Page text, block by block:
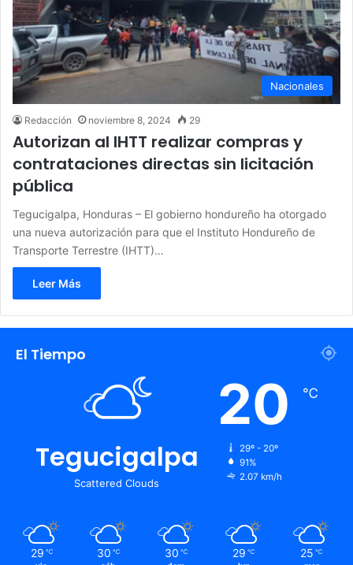
Nacionales
Redacción noviembre 8, 2024 29
Autorizan al IHTT realizar compras y
contrataciones directas sin licitación
pública
Tegucigalpa, Honduras – El gobierno hondureño ha otorgado
una nueva autorización para que el Instituto Hondureño de
Transporte Terrestre (IHTT)…
Leer Más
El Tiempo
Tegucigalpa
Scattered Clouds
20 ℃
29º - 20º
91%
2.07 km/h
29 ℃ 30 ℃ 30 ℃ 29 ℃ 25 ℃